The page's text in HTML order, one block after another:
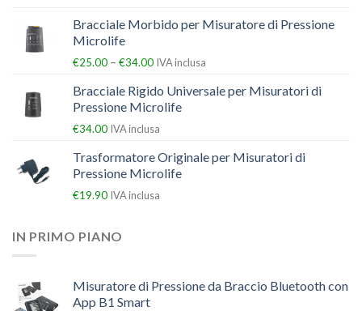
Bracciale Morbido per Misuratore di Pressione
Microlife
€25.00 – €34.00 IVA inclusa
Bracciale Rigido Universale per Misuratori di
Pressione Microlife
€34.00 IVA inclusa
Trasformatore Originale per Misuratori di
Pressione Microlife
€19.90 IVA inclusa
IN PRIMO PIANO
Misuratore di Pressione da Braccio Bluetooth con
App B1 Smart